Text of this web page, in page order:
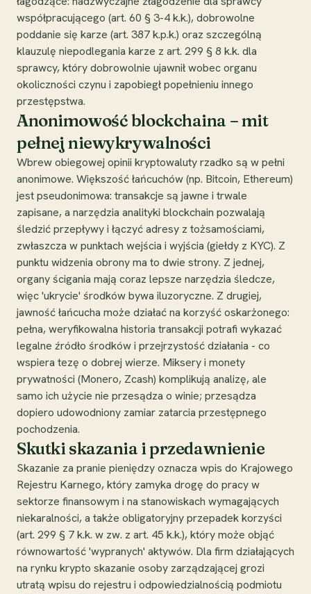
współpracującego (art. 60 § 3-4 k.k.), dobrowolne
poddanie się karze (art. 387 k.p.k.) oraz szczególną
klauzulę niepodlegania karze z art. 299 § 8 k.k. dla
sprawcy, który dobrowolnie ujawnił wobec organu
okoliczności czynu i zapobiegł popełnieniu innego
przestępstwa.
Anonimowość blockchaina – mit
pełnej niewykrywalności
Wbrew obiegowej opinii kryptowaluty rzadko są w pełni
anonimowe. Większość łańcuchów (np. Bitcoin, Ethereum)
jest pseudonimowa: transakcje są jawne i trwale
zapisane, a narzędzia analityki blockchain pozwalają
śledzić przepływy i łączyć adresy z tożsamościami,
zwłaszcza w punktach wejścia i wyjścia (giełdy z KYC). Z
punktu widzenia obrony ma to dwie strony. Z jednej,
organy ścigania mają coraz lepsze narzędzia śledcze,
więc 'ukrycie' środków bywa iluzoryczne. Z drugiej,
jawność łańcucha może działać na korzyść oskarżonego:
pełna, weryfikowalna historia transakcji potrafi wykazać
legalne źródło środków i przejrzystość działania - co
wspiera tezę o dobrej wierze. Miksery i monety
prywatności (Monero, Zcash) komplikują analizę, ale
samo ich użycie nie przesądza o winie; przesądza
dopiero udowodniony zamiar zatarcia przestępnego
pochodzenia.
Skutki skazania i przedawnienie
Skazanie za pranie pieniędzy oznacza wpis do Krajowego
Rejestru Karnego, który zamyka drogę do pracy w
sektorze finansowym i na stanowiskach wymagających
niekaralności, a także obligatoryjny przepadek korzyści
(art. 299 § 7 k.k. w zw. z art. 45 k.k.), który może objąć
równowartość 'wypranych' aktywów. Dla firm działających
na rynku krypto skazanie osoby zarządzającej grozi
utratą wpisu do rejestru i odpowiedzialnością podmiotu